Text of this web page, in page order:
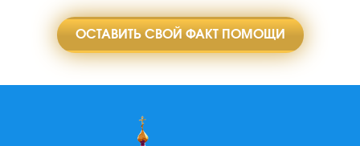
ОСТАВИТЬ СВОЙ ФАКТ ПОМОЩИ